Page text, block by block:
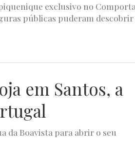
exclusivo no
públicas puderam descobrir
em Santos, a
da Boavista para abrir o seu